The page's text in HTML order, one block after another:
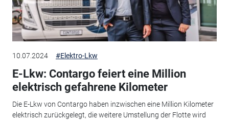
10.07.2024 #Elektro-Lkw
E-Lkw: Contargo feiert eine Million
elektrisch gefahrene Kilometer
Die E-Lkw von Contargo haben inzwischen eine Million Kilometer
elektrisch zurückgelegt, die weitere Umstellung der Flotte wird